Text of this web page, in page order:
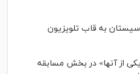
سیستان به قاب تلویزیون
از آنها» در بخش مسابقه